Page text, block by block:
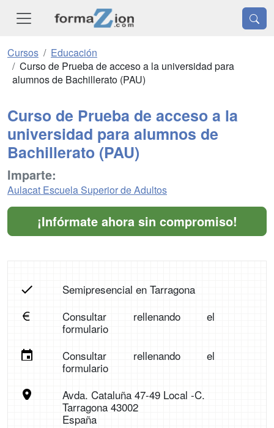
Cursos
Educación
Curso de Prueba de acceso a la universidad para
alumnos de Bachillerato (PAU)
Curso de Prueba de acceso a la
universidad para alumnos de
Bachillerato (PAU)
Imparte:
Aulacat Escuela Superior de Adultos
¡Infórmate ahora sin compromiso!
Semipresencial en Tarragona
Consultar rellenando el
formulario
Consultar rellenando el
formulario
Avda. Cataluña 47-49 Local -C.
Tarragona 43002
España